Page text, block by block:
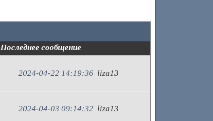
Последнее сообщение
2024-04-22 14:19:36 liza13
2024-04-03 09:14:32 liza13